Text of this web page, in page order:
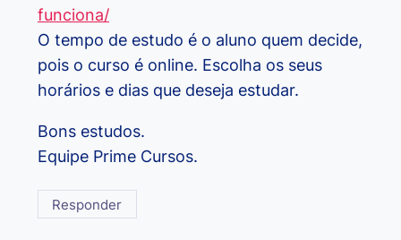
funciona/
O tempo de estudo é o aluno quem decide,
pois o curso é online. Escolha os seus
horários e dias que deseja estudar.
Bons estudos.
Equipe Prime Cursos.
Responder